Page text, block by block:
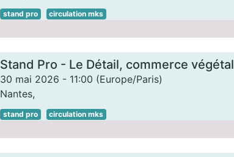
stand pro circulation mks
Stand Pro - Le Détail, commerce végétal
30 mai 2026 - 11:00 (Europe/Paris)
Nantes,
stand pro circulation mks